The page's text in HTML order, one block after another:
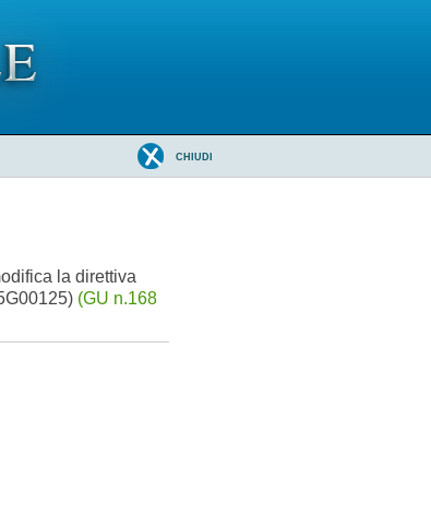
CHIUDI
la direttiva
(GU n.168